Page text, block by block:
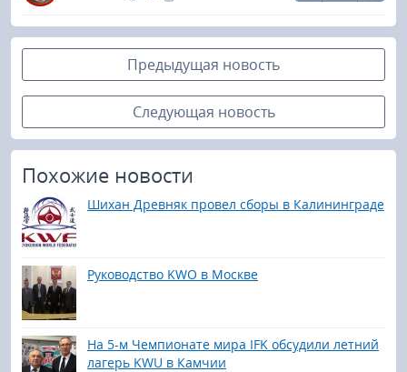
Предыдущая новость
Следующая новость
Похожие новости
Шихан Древняк провел сборы в Калининграде
Руководство KWO в Москве
На 5-м Чемпионате мира IFK обсудили летний
лагерь KWU в Камчии